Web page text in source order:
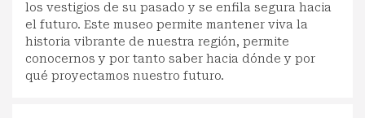
los vestigios de su pasado y se enfila segura hacia
el futuro. Este museo permite mantener viva la
historia vibrante de nuestra región, permite
conocernos y por tanto saber hacia dónde y por
qué proyectamos nuestro futuro.